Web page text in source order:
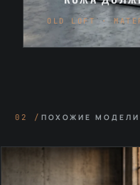
OLD LOFT ·
02 / ПОХОЖИЕ МОДЕЛИ